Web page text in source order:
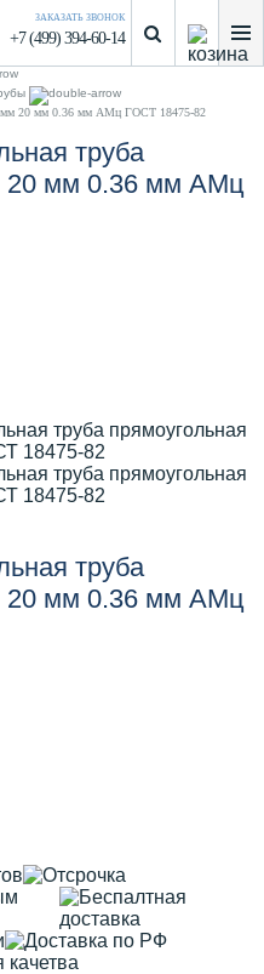
ЗАКАЗАТЬ ЗВОНОК
+7 (499) 394-60-14
мм 20 мм 0.36 мм АМц ГОСТ 18475-82
труба
20 мм 0.36 мм АМц
труба
20 мм 0.36 мм АМц